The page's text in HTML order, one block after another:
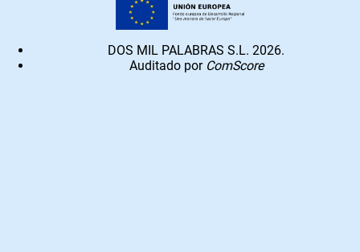
DOS MIL PALABRAS S.L. 2026.
Auditado por ComScore